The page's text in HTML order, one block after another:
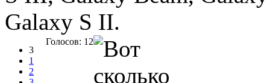
Galaxy S II.
3
1
2
Голосов: 12